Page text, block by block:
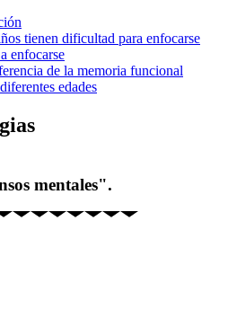
tienen dificultad para enfocarse
enfocarse
de la memoria funcional
edades
mentales".